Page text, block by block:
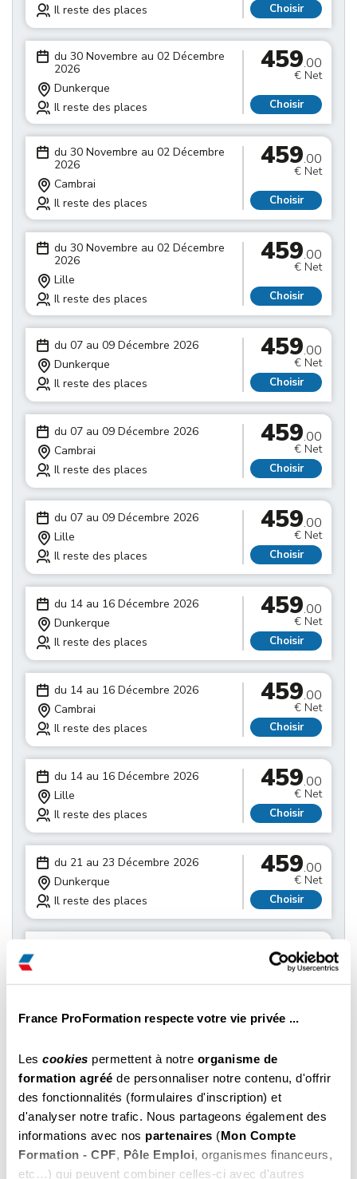
France ProFormation respecte votre vie privée ...
Les cookies permettent à notre organisme de
formation agréé de personnaliser notre contenu, d'offrir
des fonctionnalités (formulaires d'inscription) et
d'analyser notre trafic. Nous partageons également des
informations avec nos partenaires (Mon Compte
Formation - CPF, Pôle Emploi, organismes financeurs,
etc…) qui peuvent combiner celles-ci avec d'autres
Il reste des places
Choisir
du 30 Novembre au 02 Décembre
2026
Dunkerque
Il reste des places
459.00
€ Net
Choisir
du 30 Novembre au 02 Décembre
2026
Cambrai
Il reste des places
459.00
€ Net
Choisir
du 30 Novembre au 02 Décembre
2026
Lille
Il reste des places
459.00
€ Net
Choisir
du 07 au 09 Décembre 2026
Dunkerque
Il reste des places
459.00
€ Net
Choisir
du 07 au 09 Décembre 2026
Cambrai
Il reste des places
459.00
€ Net
Choisir
du 07 au 09 Décembre 2026
Lille
Il reste des places
459.00
€ Net
Choisir
du 14 au 16 Décembre 2026
Dunkerque
Il reste des places
459.00
€ Net
Choisir
du 14 au 16 Décembre 2026
Cambrai
Il reste des places
459.00
€ Net
Choisir
du 14 au 16 Décembre 2026
Lille
Il reste des places
459.00
€ Net
Choisir
du 21 au 23 Décembre 2026
Dunkerque
Il reste des places
459.00
€ Net
Choisir
Il reste des places
459.00
€ Net
Choisir
Lille
Il reste des places
Choisir
du 28 au 30 Décembre 2026
Dunkerque
Il reste des places
459 .00
€ Net
Choisir